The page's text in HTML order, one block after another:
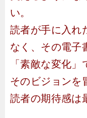
い。
読者が手に入れ
なく、その電子
「素敵な変化」
そのビジョンを
読者の期待感は